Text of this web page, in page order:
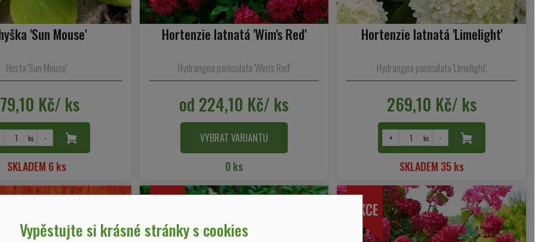
'Sun Mouse'
Hosta 'Sun Mouse'
Kč/ ks
ks -
SKLADEM 6 ks
Hortenzie latnatá 'Wim's Red'
Hydrangea paniculata 'Wim's Red'
od 224,10 Kč/ ks
VYBRAT VARIANTU
0 ks
Hortenzie latnatá 'Limelight'
Hydrangea paniculata 'Limelight'
269,10 Kč/ ks
+ ks -
SKLADEM 35 ks
Vypěstujte si krásné stránky s cookies